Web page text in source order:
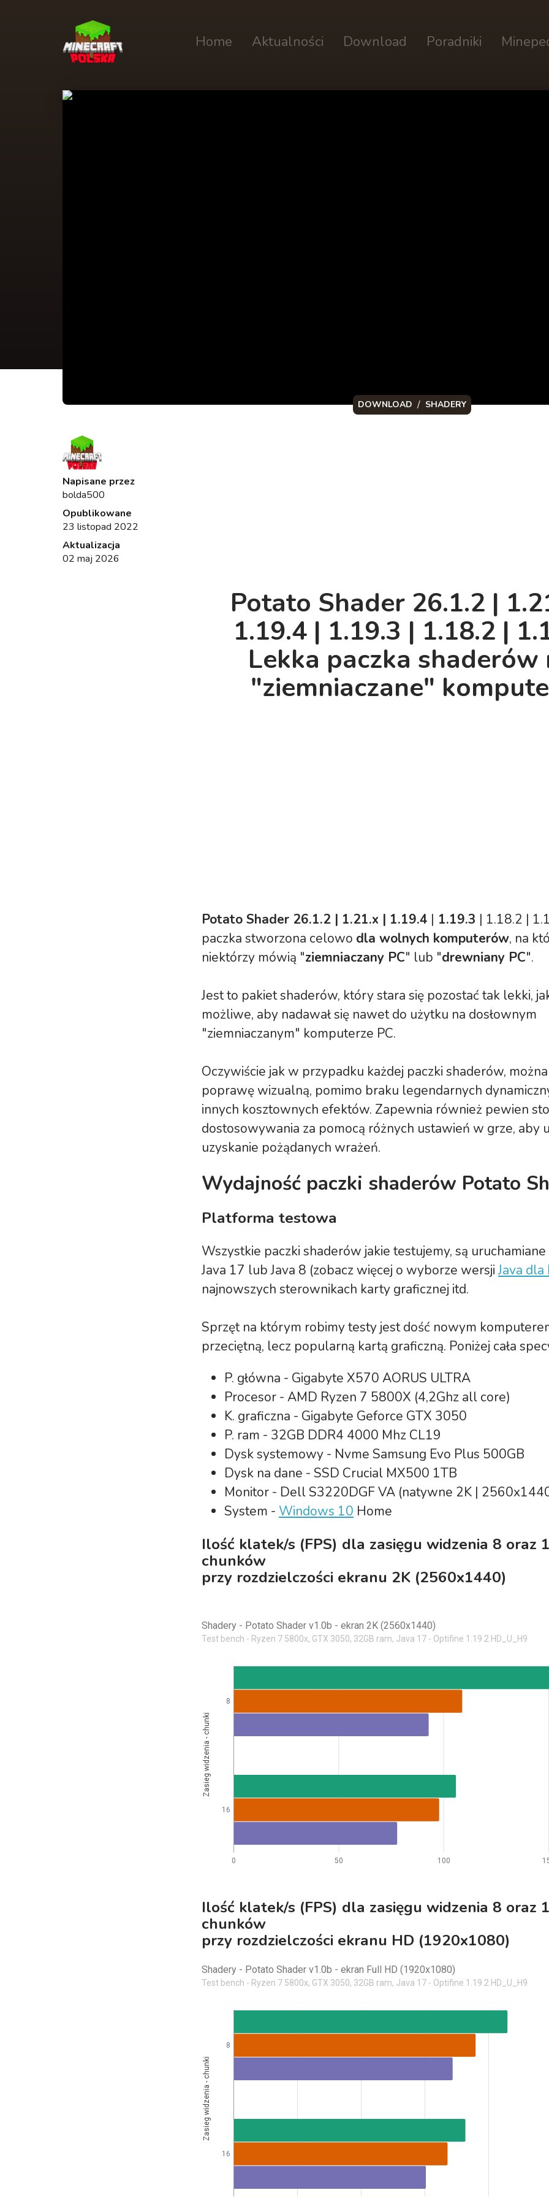
Home Aktualności Download Poradniki
DOWNLOAD / SHADERY
Napisane przez
bolda500
Opublikowane
23 listopad 2022
Aktualizacja
02 maj 2026
Potato Shader 26.1.2 |
1.19.4 | 1.19.3 | 1.18.2 |
Lekka paczka shaderów
"ziemniaczane"
Potato Shader 26.1.2 | 1.21.x | 1.19.4 | 1.19.3 | 1.18.2 |
paczka stworzona celowo dla wolnych komputerów, na
niektórzy mówią "ziemniaczany PC" lub "drewniany PC".
Jest to pakiet shaderów, który stara się pozostać tak lekki,
możliwe, aby nadawał się nawet do użytku na dosłownym
"ziemniaczanym" komputerze PC.
Oczywiście jak w przypadku każdej paczki shaderów,
poprawę wizualną, pomimo braku legendarnych
innych kosztownych efektów. Zapewnia również pewien
dostosowywania za pomocą różnych ustawień w grze, aby
uzyskanie pożądanych wrażeń.
Wydajność paczki shaderów Potato
Platforma testowa
Wszystkie paczki shaderów jakie testujemy, są
Java 17 lub Java 8 (zobacz więcej o wyborze wersjiJava
najnowszych sterownikach karty graficznej itd.
Sprzęt na którym robimy testy jest dość nowym
przeciętną, lecz popularną kartą graficzną. Poniżej cała
P. główna - Gigabyte X570 AORUS ULTRA
Procesor - AMD Ryzen 7 5800X (4,2Ghz all core)
K. graficzna - Gigabyte Geforce GTX 3050
P. ram - 32GB DDR4 4000 Mhz CL19
Dysk systemowy - Nvme Samsung Evo Plus 500GB
Dysk na dane - SSD Crucial MX500 1TB
Monitor - Dell S3220DGF VA (natywne 2K |
System - Windows 10 Home
Ilość klatek/s (FPS) dla zasięgu widzenia 8 oraz
chunków
przy rozdzielczości ekranu 2K (2560x1440)
Shadery - Potato Shader v1.0b - ekran 2K (2560x1440)
Test bench - Ryzen 7 5800x, GTX 3050, 32GB ram, Java 17 - Optifine 1.19.2 HD_U_H9
0 50 100
8
16
Zasieg widzenia - chunki
Ilość klatek/s (FPS) dla zasięgu widzenia 8 oraz
chunków
przy rozdzielczości ekranu HD (1920x1080)
Shadery - Potato Shader v1.0b - ekran Full HD (1920x1080)
Test bench - Ryzen 7 5800x, GTX 3050, 32GB ram, Java 17 - Optifine 1.19.2 HD_U_H9
8
16
Zasieg widzenia - chunki